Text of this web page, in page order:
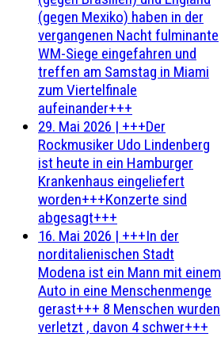
(gegen Mexiko) haben in der
vergangenen Nacht fulminante
WM-Siege eingefahren und
treffen am Samstag in Miami
zum Viertelfinale
aufeinander+++
29. Mai 2026 | +++Der
Rockmusiker Udo Lindenberg
ist heute in ein Hamburger
Krankenhaus eingeliefert
worden+++Konzerte sind
abgesagt+++
16. Mai 2026 | +++In der
norditalienischen Stadt
Modena ist ein Mann mit einem
Auto in eine Menschenmenge
gerast+++ 8 Menschen wurden
verletzt , davon 4 schwer+++